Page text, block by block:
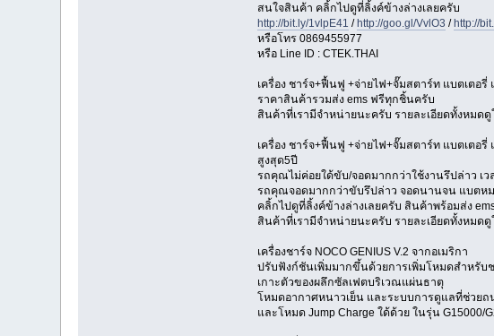
สนใจสินค้า คลิ้กไปดูที่ลิ้งค์ข้างล่างเลยครับ
http://bit.ly/1vlpE41 /http://goo.gl/VvlO3 /http://
หรือโทร 0869455977
หรือ Line ID : CTEK.THAI
เครื่อง ชาร์จ+ฟื้นฟู +จ่ายไฟ+จั๊มสตาร์ท แบตเตอ
ราคาสินค้ารวมส่ง ems ฟรีทุกชิ้นครับ
สินค้าที่เรามีจำหน่ายนะครับ รายละเอียดทั้งหมดดู
เครื่อง ชาร์จ+ฟื้นฟู +จ่ายไฟ+จั๊มสตาร์ท แบตเตอ
สูงสุด5ปี
รถคุณไม่ค่อยใด้ขับ/จอดมากกว่าใช้งานรึปล่าว เ
รถคุณจอดมากกว่าขับรึปล่าว จอดนานจน แบต
คลิ้กไปดูที่ลิ้งค์ข้างล่างเลยครับ สินค้าพร้อมส่ง
สินค้าที่เรามีจำหน่ายนะครับ รายละเอียดทั้งหมดดู
เครื่องชาร์จ NOCO GENIUS V.2 จากอเมริกา
ปรับฟังก์ชันเพิ่มมากขึ้นด้วยการเพิ่มโหมดสำหรับ
เกาะตัวของผลึกซัลเฟตบริเวณแผ่นธาตุ
โหมดอากาศหนาวเย็น และระบบการดูแลที่ช่วย
และโหมด Jump Charge ใด้ด้วย ในรุ่น G15000/